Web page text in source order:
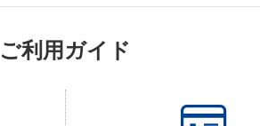
ご利用ガイド